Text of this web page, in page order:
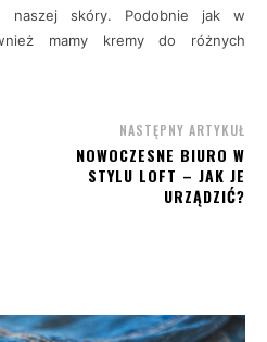
naszej skóry. Podobnie jak w
mamy kremy do różnych
NASTĘPNY ARTYKUŁ
NOWOCZESNE BIURO W
STYLU LOFT – JAK JE
URZĄDZIĆ?